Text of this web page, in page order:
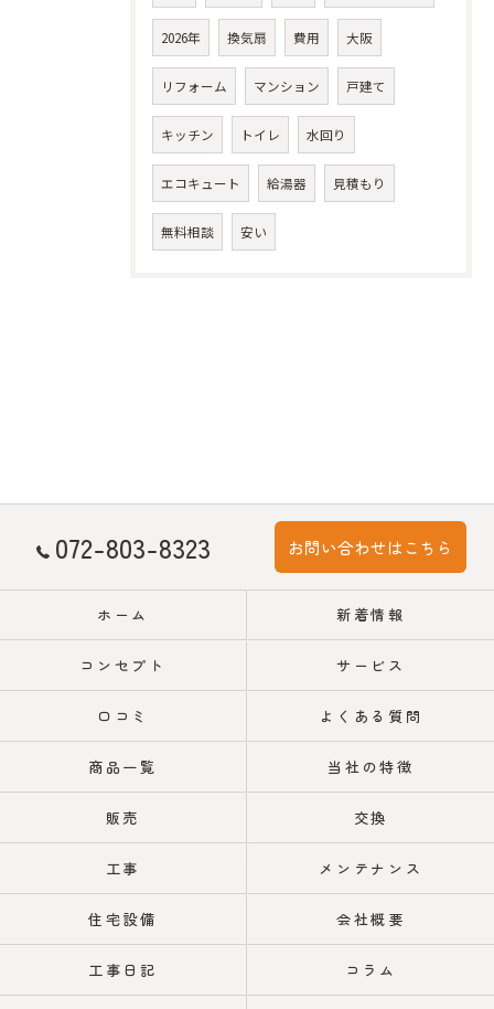
2026年 換気扇 費用 大阪
リフォーム マンション 戸建て
キッチン トイレ 水回り
エコキュート 給湯器 見積もり
無料相談 安い
072-803-8323 お問い合わせはこちら
ホーム 新着情報
コンセプト サービス
口コミ よくある質問
商品一覧 当社の特徴
販売 交換
工事 メンテナンス
住宅設備 会社概要
工事日記 コラム